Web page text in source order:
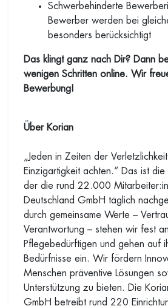
Schwerbehinderte
Bewerber werden bei
besonders berücksichtigt
Das klingt ganz nach Dir? Dann
wenigen Schritten online. Wir
Bewerbung!
Über Korian
„Jeden in Zeiten der
Einzigartigkeit achten.“ Das ist
der die rund 22.000
Deutschland GmbH täglich
durch gemeinsame Werte –
Verantwortung – stehen wir fest
Pflegebedürftigen und gehen auf
Bedürfnisse ein. Wir fördern
Menschen präventive Lösungen
Unterstützung zu bieten. Die
GmbH betreibt rund 220